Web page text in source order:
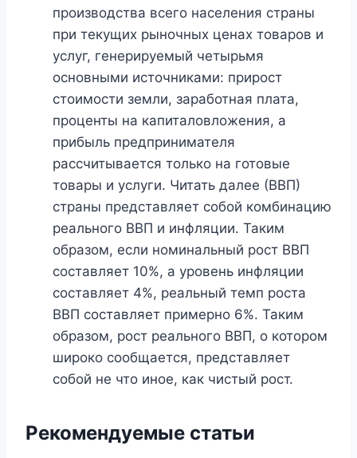
производства всего населения страны
при текущих рыночных ценах товаров и
услуг, генерируемый четырьмя
основными источниками: прирост
стоимости земли, заработная плата,
проценты на капиталовложения, а
прибыль предпринимателя
рассчитывается только на готовые
товары и услуги. Читать далее (ВВП)
страны представляет собой комбинацию
реального ВВП и инфляции. Таким
образом, если номинальный рост ВВП
составляет 10%, а уровень инфляции
составляет 4%, реальный темп роста
ВВП составляет примерно 6%. Таким
образом, рост реального ВВП, о котором
широко сообщается, представляет
собой не что иное, как чистый рост.
Рекомендуемые статьи